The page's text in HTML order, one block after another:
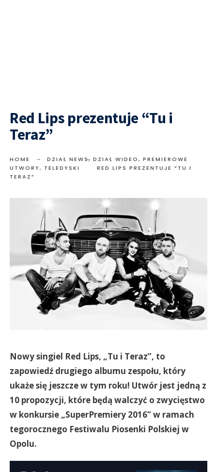
Red Lips prezentuje “Tu i
Teraz”
HOME DZIAŁ NEWS, DZIAŁ WIDEO, PREMIEROWE
UTWORY, TELEDYSKI
RED LIPS PREZENTUJE “TU I
TERAZ”
Nowy singiel Red Lips, „Tu i Teraz”, to
zapowiedź drugiego albumu zespołu, który
ukaże się jeszcze w tym roku! Utwór jest jedną z
10 propozycji, które będą walczyć o zwycięstwo
w konkursie „SuperPremiery 2016” w ramach
tegorocznego Festiwalu Piosenki Polskiej w
Opolu.